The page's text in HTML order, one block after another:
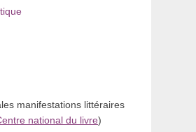
manifestations littéraires
national du livre)